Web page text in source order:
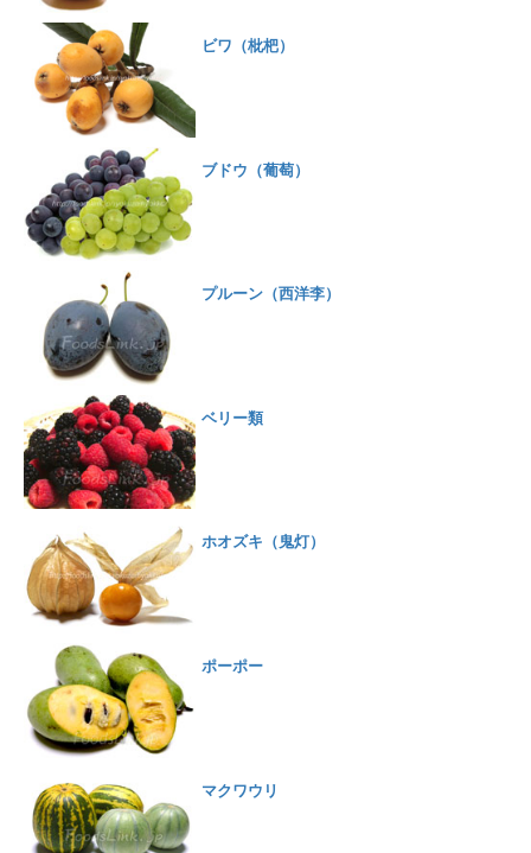
ビワ（枇杷）
ブドウ（葡萄）
プルーン（西洋李）
ベリー類
ホオズキ（鬼灯）
ポーポー
マクワウリ